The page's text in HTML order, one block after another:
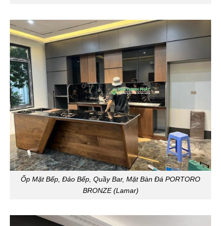
Ốp Mặt Bếp, Đảo Bếp, Quầy Bar, Mặt Bàn Đá PORTORO
BRONZE (Lamar)